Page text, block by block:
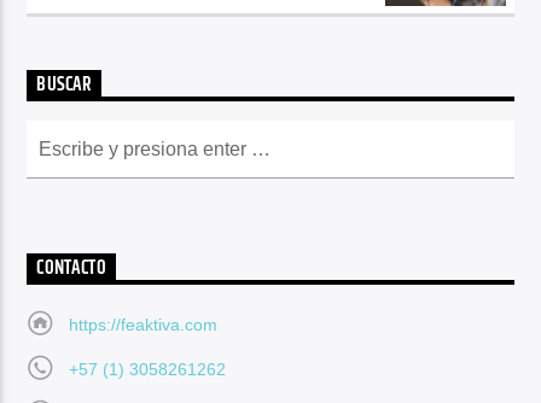
BUSCAR
CONTACTO
https://feaktiva.com
+57 (1) 3058261262